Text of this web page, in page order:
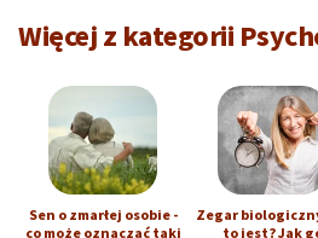
Więcej z kategorii
Sen o zmarłej osobie -
co może oznaczać taki
Zegar
to jest? Jak